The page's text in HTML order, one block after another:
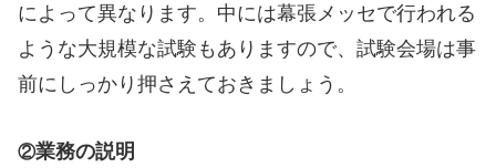
によって異なります。中には幕張メッセで行われる
ような大規模な試験もありますので、試験会場は事
前にしっかり押さえておきましょう。
②業務の説明